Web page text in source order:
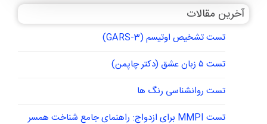
آخرین مقالات
تست تشخیص اوتیسم (GARS-3)
تست ۵ زبان عشق (دکتر چاپمن)
تست روانشناسی رنگ ها
تست MMPI برای ازدواج: راهنمای جامع شناخت همسر